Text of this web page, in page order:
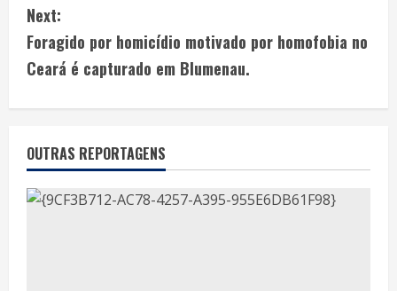
Next:
Foragido por homicídio motivado por homofobia no
Ceará é capturado em Blumenau.
OUTRAS REPORTAGENS